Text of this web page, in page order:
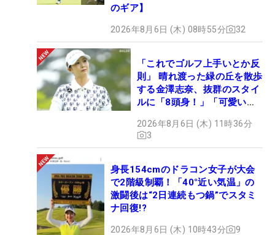
のギア】
2026年8月6日 (木) 08時55分 32
「これでゴルフ上手いとか反
則」 晴れ渡った緑の丘を散歩
する金澤志奈、抜群のスタイ
ルに「8頭身！」「可愛いに
2026年8月6日 (木) 11時36分
3
身長154cmのドラコン女子が大会
で2階級制覇！「40°近い気温」の
激闘後は“2日連続もつ鍋”でスタミ
ナ回復!?
2026年8月6日 (木) 10時43分 9